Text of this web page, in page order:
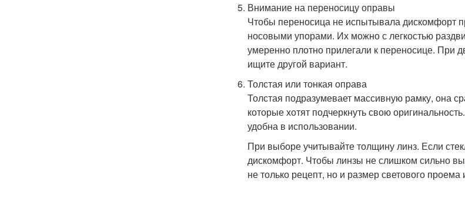
Внимание на переносицу оправы
Чтобы переносица не испытывала дискомфорт
носовыми упорами. Их можно с легкостью
умеренно плотно прилегали к переносице. При
ищите другой вариант.
Толстая или тонкая оправа
Толстая подразумевает массивную рамку, она
которые хотят подчеркнуть свою
удобна в использовании.
При выборе учитывайте толщину линз. Если
дискомфорт. Чтобы линзы не слишком сильно
не только рецепт, но и размер светового проема